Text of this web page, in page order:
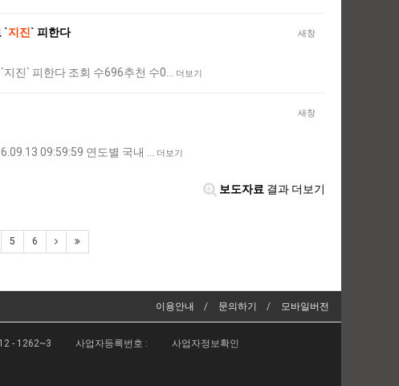
새창
`지진 ` 피한다
진` 피한다 조회 수696추천 수0… 더보기
새창
09:59:59 연도별 국내 … 더보기
보도자료 결과 더보기
5 6
이용안내 문의하기 모바일버전
- 1262~3 사업자등록번호 :
사업자정보확인